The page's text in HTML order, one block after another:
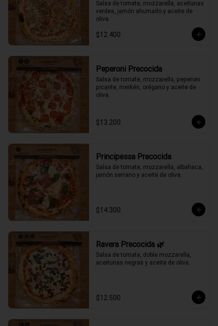
Salsa de tomate, mozzarella, aceitunas
verdes, jamón ahumado y aceite de
oliva.
$12.400
Peperoni Precocida
Salsa de tomate, mozzarella, peperoni
picante, merkén, orégano y aceite de
oliva.
$13.200
Principessa Precocida
Salsa de tomate, mozzarella, albahaca,
jamón serrano y aceite de oliva.
$14.300
Ravera Precocida 🌿
Salsa de tomate, doble mozzarella,
aceitunas negras y aceite de oliva.
$12.500